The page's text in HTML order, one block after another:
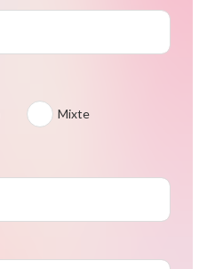
Mixte